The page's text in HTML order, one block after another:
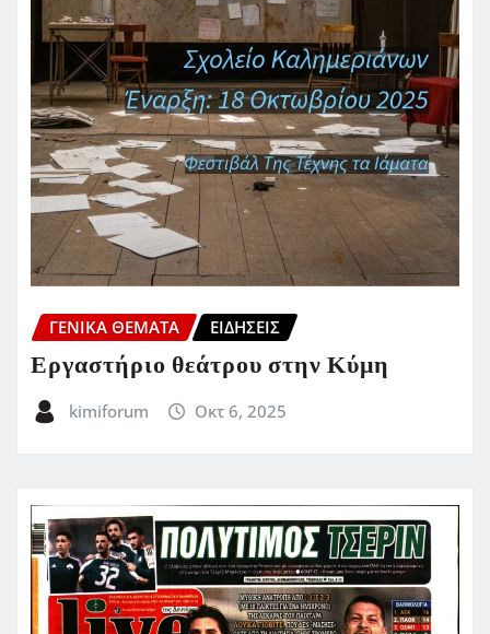
ΓΕΝΙΚΑ ΘΕΜΑΤΑ ΕΙΔΗΣΕΙΣ
Εργαστήριο θεάτρου στην Κύμη
kimiforum Οκτ 6, 2025